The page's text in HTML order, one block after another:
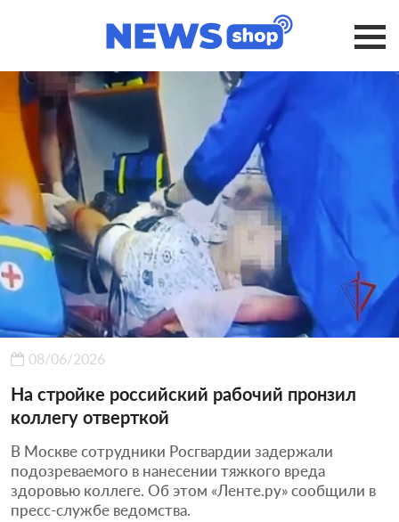
08/06/2026
На стройке российский рабочий пронзил
коллегу отверткой
В Москве сотрудники Росгвардии задержали
подозреваемого в нанесении тяжкого вреда
здоровью коллеге. Об этом «Ленте.ру» сообщили в
пресс-службе ведомства.